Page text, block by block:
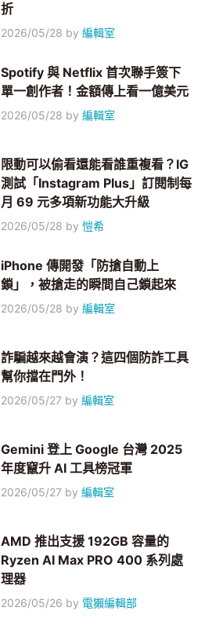
折
2026/05/28 by編輯室
Spotify 與 Netflix 首次聯手簽下
單一創作者！金額傳上看一億美元
2026/05/28 by編輯室
限動可以偷看還能看誰重複看？IG
測試「Instagram Plus」訂閱制每
月 69 元多項新功能大升級
2026/05/28 by愷希
iPhone 傳開發「防搶自動上
鎖」，被搶走的瞬間自己鎖起來
2026/05/28 by編輯室
詐騙越來越會演？這四個防詐工具
幫你擋在門外！
2026/05/27 by編輯室
Gemini 登上 Google 台灣 2025
年度竄升 AI 工具榜冠軍
2026/05/27 by編輯室
AMD 推出支援 192GB 容量的
Ryzen AI Max PRO 400 系列處
理器
2026/05/26 by 電獺編輯部